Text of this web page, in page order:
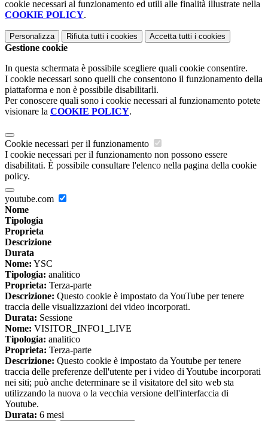
cookie necessari al funzionamento ed utili alle finalità illustrate nella
COOKIE POLICY.
Personalizza Rifiuta tutti i cookies Accetta tutti i cookies
Gestione cookie
In questa schermata è possibile scegliere quali cookie consentire.
I cookie necessari sono quelli che consentono il funzionamento della
piattaforma e non è possibile disabilitarli.
Per conoscere quali sono i cookie necessari al funzionamento potete
visionare la COOKIE POLICY.
Cookie necessari per il funzionamento
I cookie necessari per il funzionamento non possono essere
disabilitati. È possibile consultare l'elenco nella pagina della cookie
policy.
youtube.com
Nome
Tipologia
Proprieta
Descrizione
Durata
Nome: YSC
Tipologia: analitico
Proprieta: Terza-parte
Descrizione: Questo cookie è impostato da YouTube per tenere
traccia delle visualizzazioni dei video incorporati.
Durata: Sessione
Nome: VISITOR_INFO1_LIVE
Tipologia: analitico
Proprieta: Terza-parte
Descrizione: Questo cookie è impostato da Youtube per tenere
traccia delle preferenze dell'utente per i video di Youtube incorporati
nei siti; può anche determinare se il visitatore del sito web sta
utilizzando la nuova o la vecchia versione dell'interfaccia di
Youtube.
Durata: 6 mesi